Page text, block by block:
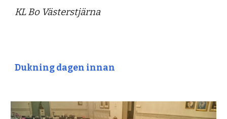
KL Bo Västerstjärna
Dukning dagen innan